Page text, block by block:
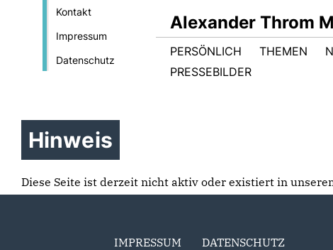
Kontakt
Impressum
Datenschutz
Alexander Throm
PERSÖNLICH THEMEN
PRESSEBILDER
Hinweis
Diese Seite ist derzeit nicht aktiv oder existiert in
IMPRESSUM
DATENSCHUTZ